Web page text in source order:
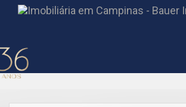
Início» Blog»Shopping Galleria